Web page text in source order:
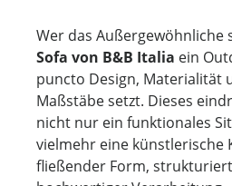
Wer das Außergewöhnliche
Sofa von B&B Italia ein
puncto Design, Materialität
Maßstäbe setzt. Dieses
nicht nur ein funktionales
vielmehr eine künstlerische
fließender Form,